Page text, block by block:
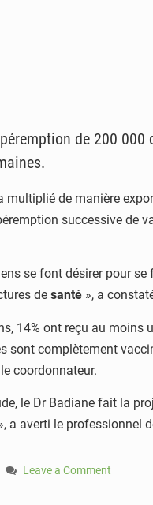
de 200
multiplié de manière
successive de
se font désirer pour
de santé », a
14% ont reçu au moins
complètement
coordonnateur.
le Dr Badiane fait la
a averti le professionnel
Leave a Comment